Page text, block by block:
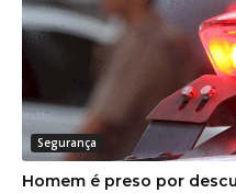
Segurança
Homem é preso por